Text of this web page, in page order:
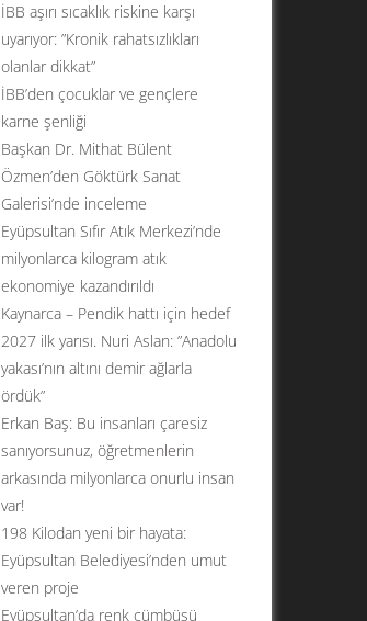
İBB aşırı sıcaklık riskine karşı
uyarıyor: ”Kronik rahatsızlıkları
olanlar dikkat”
İBB’den çocuklar ve gençlere
karne şenliği
Başkan Dr. Mithat Bülent
Özmen’den Göktürk Sanat
Galerisi’nde inceleme
Eyüpsultan Sıfır Atık Merkezi’nde
milyonlarca kilogram atık
ekonomiye kazandırıldı
Kaynarca – Pendik hattı için hedef
2027 ilk yarısı. Nuri Aslan: ”Anadolu
yakası’nın altını demir ağlarla
ördük”
Erkan Baş: Bu insanları çaresiz
sanıyorsunuz, öğretmenlerin
arkasında milyonlarca onurlu insan
var!
198 Kilodan yeni bir hayata:
Eyüpsultan Belediyesi’nden umut
veren proje
Eyüpsultan’da renk cümbüşü